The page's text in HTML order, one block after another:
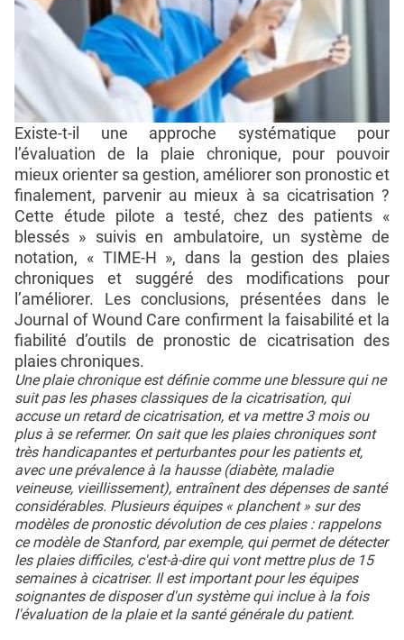
Existe-t-il une approche systématique pour
l’évaluation de la plaie chronique, pour pouvoir
mieux orienter sa gestion, améliorer son pronostic et
finalement, parvenir au mieux à sa cicatrisation ?
Cette étude pilote a testé, chez des patients «
blessés » suivis en ambulatoire, un système de
notation, « TIME-H », dans la gestion des plaies
chroniques et suggéré des modifications pour
l’améliorer. Les conclusions, présentées dans le
Journal of Wound Care confirment la faisabilité et la
fiabilité d’outils de pronostic de cicatrisation des
plaies chroniques.
Une plaie chronique est définie comme une blessure qui ne
suit pas les phases classiques de la cicatrisation, qui
accuse un retard de cicatrisation, et va mettre 3 mois ou
plus à se refermer. On sait que les plaies chroniques sont
très handicapantes et perturbantes pour les patients et,
avec une prévalence à la hausse (diabète, maladie
veineuse, vieillissement), entraînent des dépenses de santé
considérables. Plusieurs équipes « planchent » sur des
modèles de pronostic dévolution de ces plaies : rappelons
ce modèle de Stanford, par exemple, qui permet de détecter
les plaies difficiles, c'est-à-dire qui vont mettre plus de 15
semaines à cicatriser. Il est important pour les équipes
soignantes de disposer d'un système qui inclue à la fois
l'évaluation de la plaie et la santé générale du patient.